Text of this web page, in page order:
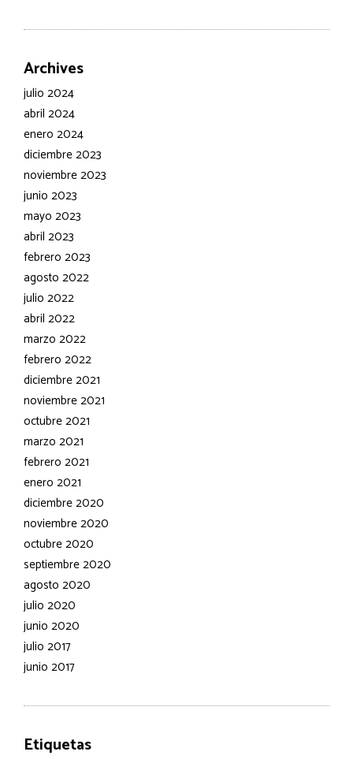
Archives
julio 2024
abril 2024
enero 2024
diciembre 2023
noviembre 2023
junio 2023
mayo 2023
abril 2023
febrero 2023
agosto 2022
julio 2022
abril 2022
marzo 2022
febrero 2022
diciembre 2021
noviembre 2021
octubre 2021
marzo 2021
febrero 2021
enero 2021
diciembre 2020
noviembre 2020
octubre 2020
septiembre 2020
agosto 2020
julio 2020
junio 2020
julio 2017
junio 2017
Etiquetas